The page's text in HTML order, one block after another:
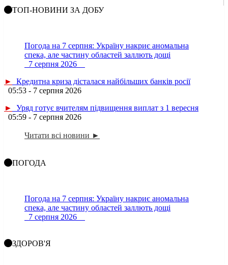
ТОП-НОВИНИ ЗА ДОБУ
Погода на 7 серпня: Україну накриє аномальна
спека, але частину областей заллють дощі
7 серпня 2026
►
Кредитна криза дісталася найбільших банків росії
05:53 - 7 серпня 2026
►
Уряд готує вчителям підвищення виплат з 1 вересня
05:59 - 7 серпня 2026
Читати всі новини ►
ПОГОДА
Погода на 7 серпня: Україну накриє аномальна
спека, але частину областей заллють дощі
7 серпня 2026
ЗДОРОВ'Я